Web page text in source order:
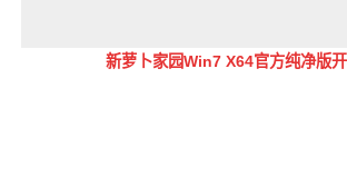
新萝卜家园Win7 X64官方纯净版